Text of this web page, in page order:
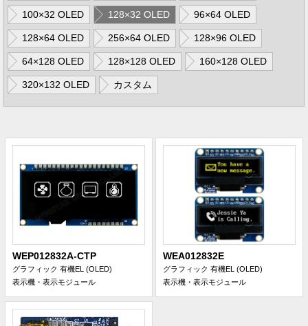
100×32 OLED 128×32 OLED 96×64 OLED
128×64 OLED 256×64 OLED 128×96 OLED
64×128 OLED 128×128 OLED 160×128 OLED
320×132 OLED カスタム
WEP012832A-CTP
グラフィック 有機EL (OLED)
表示機・表示モジュール
WEA012832E
グラフィック 有機EL (OLED)
表示機・表示モジュール